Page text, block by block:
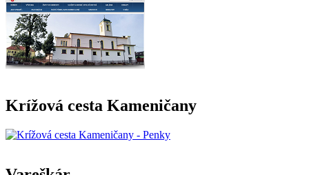
Krížová cesta Kameničany